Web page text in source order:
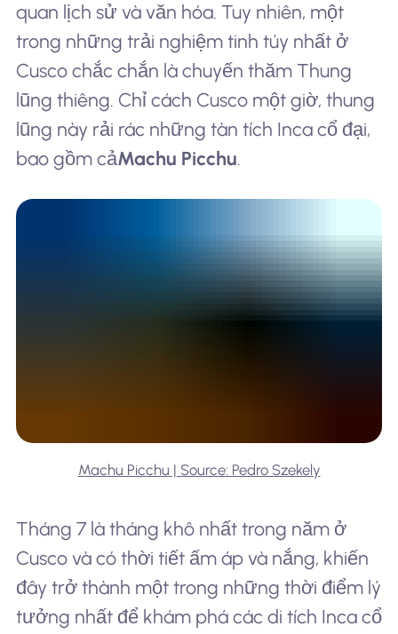
quan lịch sử và văn hóa. Tuy nhiên, một
trong những trải nghiệm tinh túy nhất ở
Cusco chắc chắn là chuyến thăm Thung
lũng thiêng. Chỉ cách Cusco một giờ, thung
lũng này rải rác những tàn tích Inca cổ đại,
bao gồm cảMachu Picchu.
Machu Picchu | Source: Pedro Szekely
Tháng 7 là tháng khô nhất trong năm ở
Cusco và có thời tiết ấm áp và nắng, khiến
đây trở thành một trong những thời điểm lý
tưởng nhất để khám phá các di tích Inca cổ